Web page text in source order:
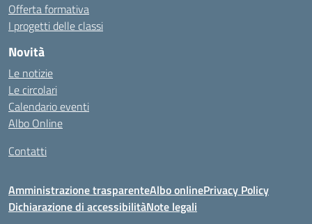
Offerta formativa
I progetti delle classi
Novità
Le notizie
Le circolari
Calendario eventi
Albo Online
Contatti
Amministrazione trasparenteAlbo onlinePrivacy Policy
Dichiarazione di accessibilitàNote legali